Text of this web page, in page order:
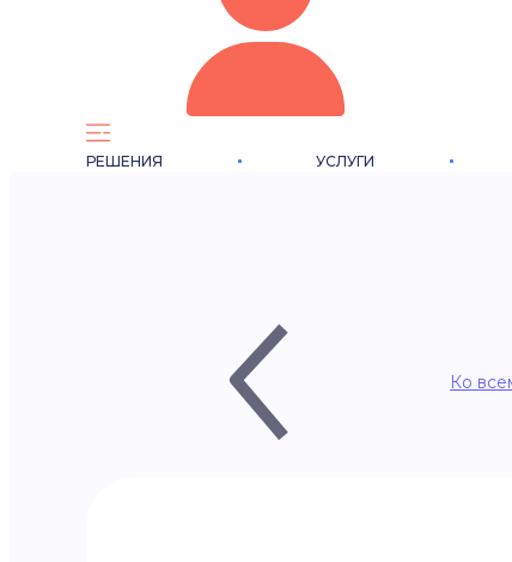
РЕШЕНИЯ УСЛУГИ
Ко